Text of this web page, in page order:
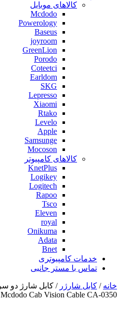
کالاهای موبایل
Mcdodo
Powerology
Baseus
joyroom
GreenLion
Porodo
Coteetci
Earldom
SKG
Lepresso
Xiaomi
Rtako
Levelo
Apple
Samsunge
Mocoson
کالاهای کامپیوتر
KnetPlus
Logikey
Logitech
Rapoo
Tsco
Eleven
royal
Onikuma
Adata
Bnet
خدمات کامپیوتری
تماس با مستر جانبی
خانه / کابل شارژر
Mcdodo Cab Vision Cable CA-0350